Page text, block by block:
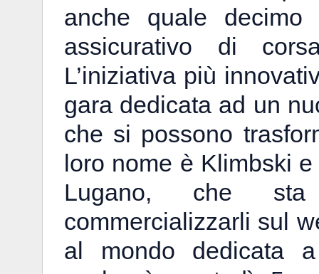
anche quale decimo
assicurativo di
L’iniziativa più
gara dedicata ad un
che si possono
loro nome è Klimbski
Lugano, che
commercializzarli sul
al mondo dedicata